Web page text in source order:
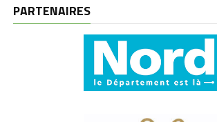
PARTENAIRES